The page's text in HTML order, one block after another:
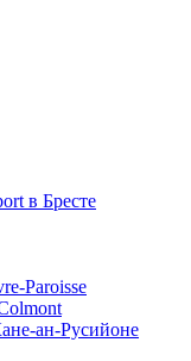
в Бресте
Paroisse
ан-Русийоне